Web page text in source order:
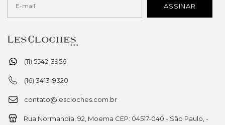
(11) 5542-3956
(16) 3413-9320
contato@lescloches.com.br
Rua Normandia, 92, Moema CEP: 04517-040 - São Paulo, -